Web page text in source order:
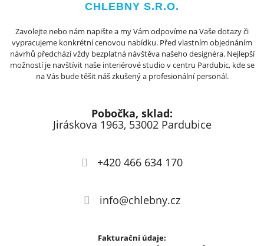
CHLEBNY S.R.O.
Zavolejte nebo nám napište a my Vám odpovíme na Vaše dotazy či
vypracujeme konkrétní cenovou nabídku. Před vlastním objednáním
návrhů předchází vždy bezplatná návštěva našeho designéra. Nejlepší
možností je navštívit naše interiérové studio v centru Pardubic, kde se
na Vás bude těšit náš zkušený a profesionální personál.
Pobočka, sklad:
Jiráskova 1963, 53002 Pardubice
+420 466 634 170
info@chlebny.cz
Fakturační údaje: